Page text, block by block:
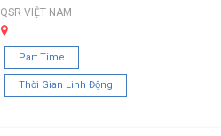
QSR VIỆT NAM
Part Time
Thời Gian Linh Động